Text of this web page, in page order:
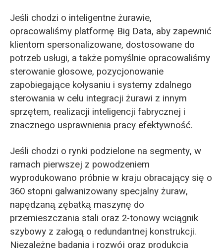
Jeśli chodzi o inteligentne żurawie,
opracowaliśmy platformę Big Data, aby zapewnić
klientom spersonalizowane, dostosowane do
potrzeb usługi, a także pomyślnie opracowaliśmy
sterowanie głosowe, pozycjonowanie
zapobiegające kołysaniu i systemy zdalnego
sterowania w celu integracji żurawi z innym
sprzętem, realizacji inteligencji fabrycznej i
znacznego usprawnienia pracy efektywność.
Jeśli chodzi o rynki podzielone na segmenty, w
ramach pierwszej z powodzeniem
wyprodukowano próbnie w kraju obracający się o
360 stopni galwanizowany specjalny żuraw,
napędzaną zębatką maszynę do
przemieszczania stali oraz 2-tonowy wciągnik
szybowy z załogą o redundantnej konstrukcji.
Niezależne badania i rozwój oraz produkcja